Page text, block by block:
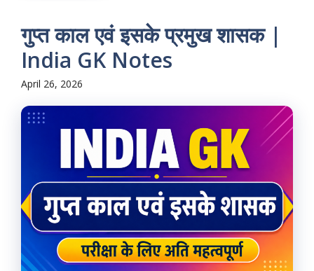
गुप्त काल एवं इसके प्रमुख शासक |
India GK Notes
April 26, 2026